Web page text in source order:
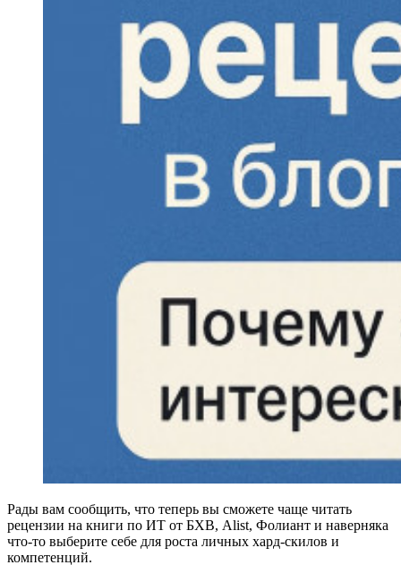
Рады вам сообщить, что теперь вы сможете чаще читать
рецензии на книги по ИТ от БХВ, Alist, Фолиант и наверняка
что-то выберите себе для роста личных хард-скилов и
компетенций.